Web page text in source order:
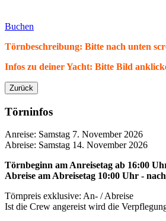
Buchen
Törnbeschreibung: Bitte nach unten
Infos zu deiner Yacht: Bitte Bild
Zurück
Törninfos
Anreise: Samstag 7. November 2026
Abreise: Samstag 14. November 2026
Törnbeginn am Anreisetag ab 16:00
Abreise am Abreisetag 10:00 Uhr -
Törnpreis exklusive: An- / Abreise
Ist die Crew angereist wird die